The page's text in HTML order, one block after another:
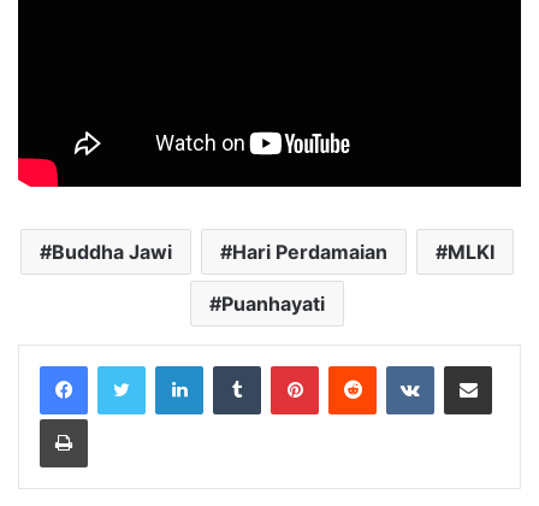
Buddha Jawi Hari Perdamaian MLKI
Puanhayati
LinkedInTumblr PinterestReddit VKontakteShare via Email
Print